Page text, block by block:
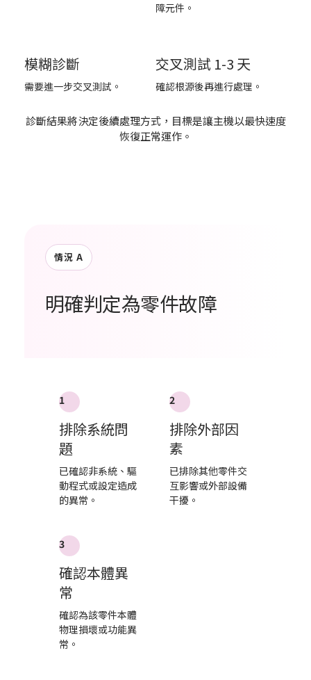
障元件。
模糊診斷
需要進一步交叉測試。
交叉測試 1-3 天
確認根源後再進行處理。
診斷結果將決定後續處理方式，目標是讓主機以最快速度
恢復正常運作。
情況 A
明確判定為零件故障
1
排除系統問
題
已確認非系統、驅
動程式或設定造成
的異常。
2
排除外部因
素
已排除其他零件交
互影響或外部設備
干擾。
3
確認本體異
常
確認為該零件本體
物理損壞或功能異
常。